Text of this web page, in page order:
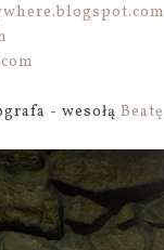
- wesołą Beatę